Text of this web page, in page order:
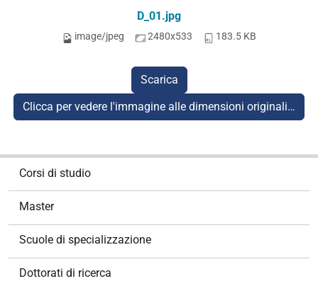
D_01.jpg
image/jpeg 2480x533 183.5 KB
Scarica
Clicca per vedere l'immagine alle dimensioni originali…
Corsi di studio
Master
Scuole di specializzazione
Dottorati di ricerca